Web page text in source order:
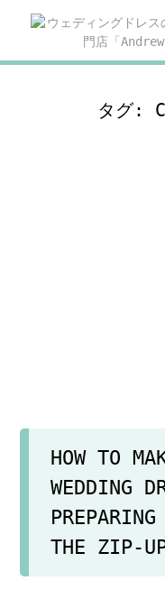
タグ:
HOW TO
WEDDING
THE ZIP-